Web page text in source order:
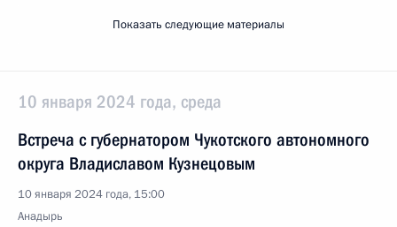
Показать следующие материалы
10 января 2024 года, среда
Встреча с губернатором Чукотского автономного
округа Владиславом Кузнецовым
10 января 2024 года, 15:00
Анадырь